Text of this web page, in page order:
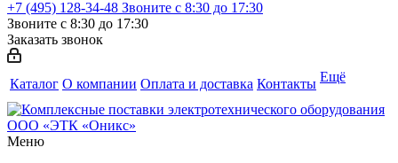
+7 (495) 128-34-48 Звоните с 8:30 до 17:30
Звоните с 8:30 до 17:30
Заказать звонок
Каталог О компании Оплата и доставка Контакты Ещё
Меню